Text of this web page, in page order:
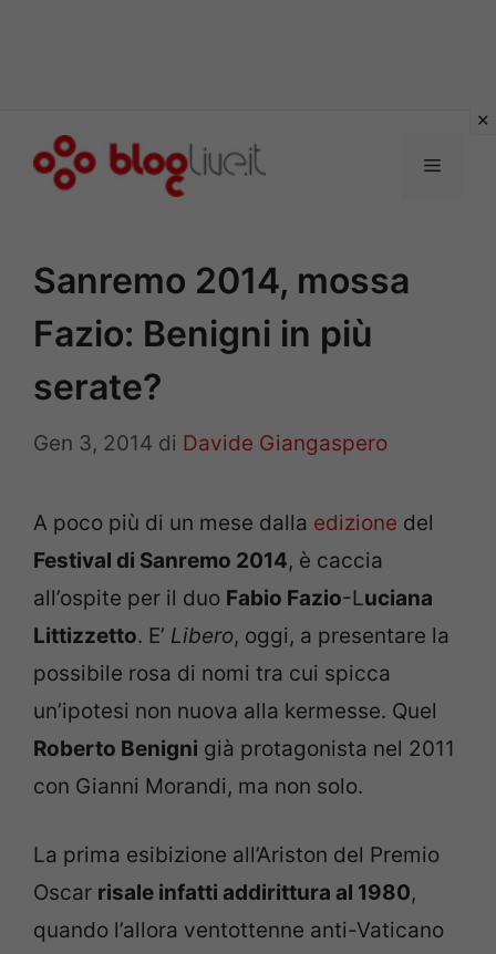
Menu
Sanremo 2014, mossa
Fazio: Benigni in più
serate?
Gen 3, 2014 di Davide Giangaspero
A poco più di un mese dalla edizione del
Festival di Sanremo 2014, è caccia
all’ospite per il duo Fabio Fazio-Luciana
Littizzetto. E’ Libero, oggi, a presentare la
possibile rosa di nomi tra cui spicca
un’ipotesi non nuova alla kermesse. Quel
Roberto Benigni già protagonista nel 2011
con Gianni Morandi, ma non solo.
La prima esibizione all’Ariston del Premio
Oscar risale infatti addirittura al 1980,
quando l’allora ventottenne anti-Vaticano